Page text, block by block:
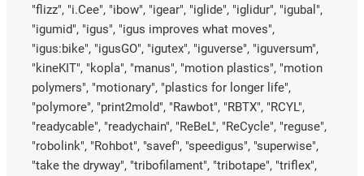
"flizz", "i.Cee", "ibow", "igear", "iglide", "iglidur", "igubal",
"igumid", "igus", "igus improves what moves",
"igus:bike", "igusGO", "igutex", "iguverse", "iguversum",
"kineKIT", "kopla", "manus", "motion plastics", "motion
polymers", "motionary", "plastics for longer life",
"polymore", "print2mold", "Rawbot", "RBTX", "RCYL",
"readycable", "readychain", "ReBeL", "ReCycle", "reguse",
"robolink", "Rohbot", "savef", "speedigus", "superwise",
"take the dryway", "tribofilament", "tribotape", "triflex",